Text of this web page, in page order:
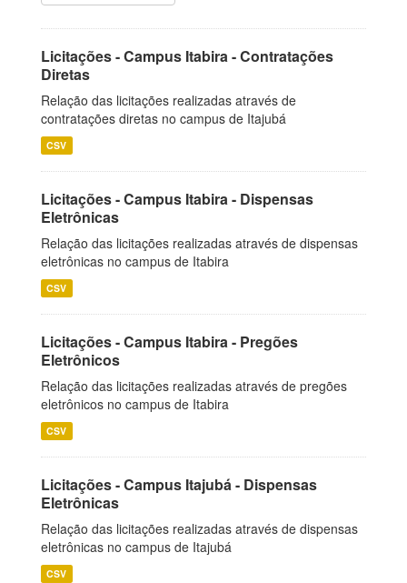
Licitações - Campus Itabira - Contratações
Diretas
Relação das licitações realizadas através de
contratações diretas no campus de Itajubá
CSV
Licitações - Campus Itabira - Dispensas
Eletrônicas
Relação das licitações realizadas através de dispensas
eletrônicas no campus de Itabira
CSV
Licitações - Campus Itabira - Pregões
Eletrônicos
Relação das licitações realizadas através de pregões
eletrônicos no campus de Itabira
CSV
Licitações - Campus Itajubá - Dispensas
Eletrônicas
Relação das licitações realizadas através de dispensas
eletrônicas no campus de Itajubá
CSV